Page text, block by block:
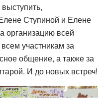
Ступиной и Елене
организацию всей
участникам за
общение, а также за
И до новых встреч!